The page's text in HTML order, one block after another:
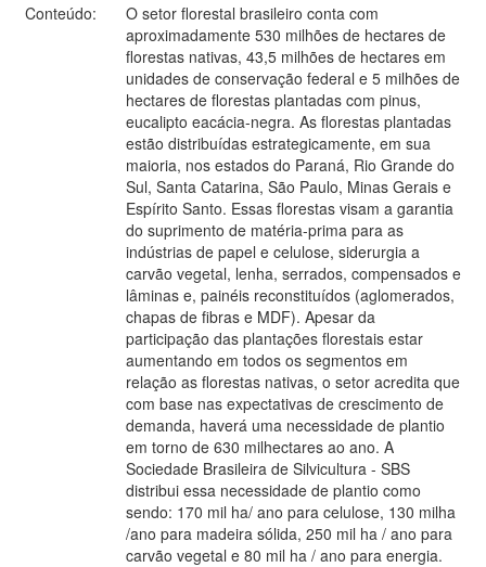
Conteúdo:
O setor florestal brasileiro conta com
aproximadamente 530 milhões de hectares de
florestas nativas, 43,5 milhões de hectares em
unidades de conservação federal e 5 milhões de
hectares de florestas plantadas com pinus,
eucalipto eacácia-negra. As florestas plantadas
estão distribuídas estrategicamente, em sua
maioria, nos estados do Paraná, Rio Grande do
Sul, Santa Catarina, São Paulo, Minas Gerais e
Espírito Santo. Essas florestas visam a garantia
do suprimento de matéria-prima para as
indústrias de papel e celulose, siderurgia a
carvão vegetal, lenha, serrados, compensados e
lâminas e, painéis reconstituídos (aglomerados,
chapas de fibras e MDF). Apesar da
participação das plantações florestais estar
aumentando em todos os segmentos em
relação as florestas nativas, o setor acredita que
com base nas expectativas de crescimento de
demanda, haverá uma necessidade de plantio
em torno de 630 milhectares ao ano. A
Sociedade Brasileira de Silvicultura - SBS
distribui essa necessidade de plantio como
sendo: 170 mil ha/ ano para celulose, 130 milha
/ano para madeira sólida, 250 mil ha / ano para
carvão vegetal e 80 mil ha / ano para energia.